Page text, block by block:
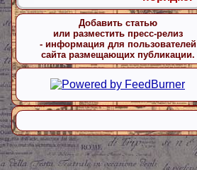
Добавить статью
или разместить пресс-релиз
- информация для пользователей
сайта размещающих публикации.